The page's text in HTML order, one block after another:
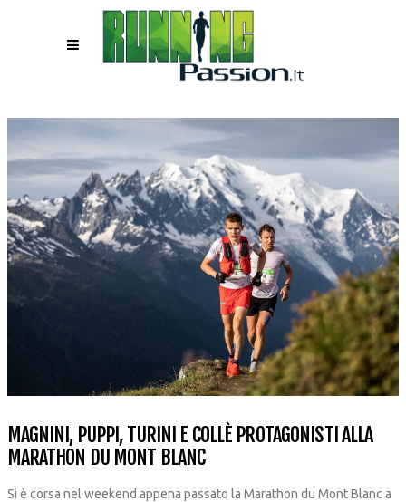
MAGNINI, PUPPI, TURINI E COLLÈ PROTAGONISTI ALLA
MARATHON DU MONT BLANC
Si è corsa nel weekend appena passato la Marathon du Mont Blanc a